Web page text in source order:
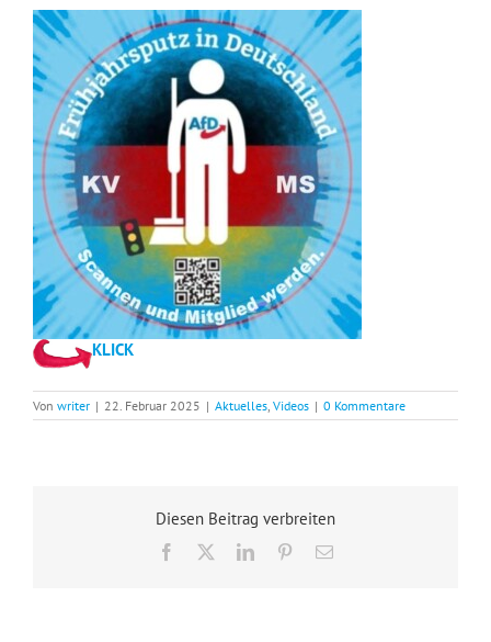
KLICK
Von writer | 22. Februar 2025 | Aktuelles, Videos | 0 Kommentare
Diesen Beitrag verbreiten
Facebook LinkedInPinterest
E-